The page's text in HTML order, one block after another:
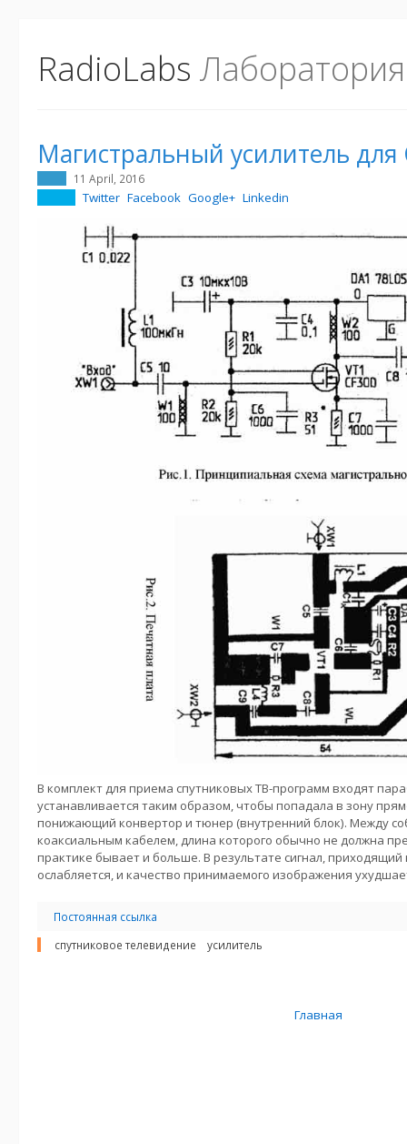
RadioLabs
Магистральный усилитель
11 April, 2016
Twitter Facebook Google+ Linkedin
В комплект для приема спутниковых ТВ-программ входят
устанавливается таким образом, чтобы попадала в зону
понижающий конвертор и тюнер (внутренний блок). Между
коаксиальным кабелем, длина которого обычно не должна
практике бывает и больше. В результате сигнал,
ослабляется, и качество принимаемого изображения
Постоянная ссылка
спутниковое телевидение
усилитель
Главная